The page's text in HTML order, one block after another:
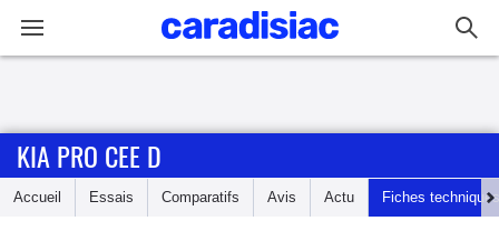
Accueil
KIA PRO CEE D
Accueil Essais Comparatifs Avis Actu Fiches techniques